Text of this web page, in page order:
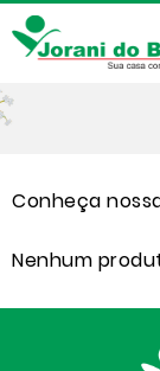
Conheça
Nenhum